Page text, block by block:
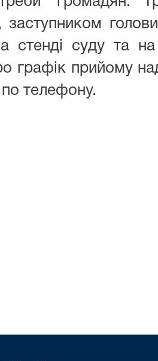
заступником
стенді суду та
графік прийому
по телефону.